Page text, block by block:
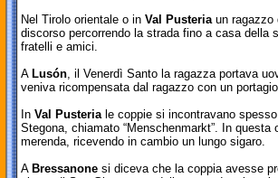
Nel Tirolo orientale o in Val Pusteria un ragazzo
discorso percorrendo la strada fino a casa della
fratelli e amici.
A Lusón , il Venerdì Santo la ragazza portava
veniva ricompensata dal ragazzo con un
In Val Pusteria le coppie si incontravano
Stegona, chiamato “Menschenmarkt”. In
merenda, ricevendo in cambio un lungo sigaro.
A Bressanone si diceva che la coppia avesse